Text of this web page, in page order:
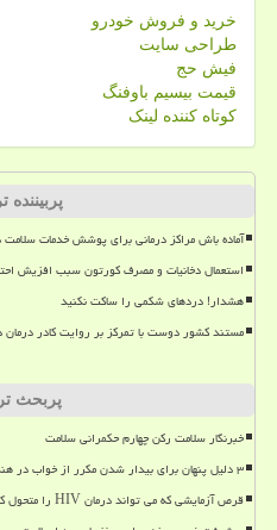
خرید و فروش خودرو
طراحی سایت
فیش حج
قیمت بیسیم باوفنگ
کوتاه کننده لینک
پربیننده
آماده باش مراکز درمانی برای پوشش خدمات
استعمال دخانیات و مصرف کورتون سبب افزیش
هشدار! دردهای شکمی را ساکت نکنید
مستند کشور دوست با تمرکز بر روایت کادر
پربحث
خبرنگار سلامت رکن چهارم حکمرانی سلامت
۳ دلیل پنهان برای بیدار شدن مکرر از خواب در هنگام شب
قرص آزمایشی که می تواند درمان HIV را متحول کند